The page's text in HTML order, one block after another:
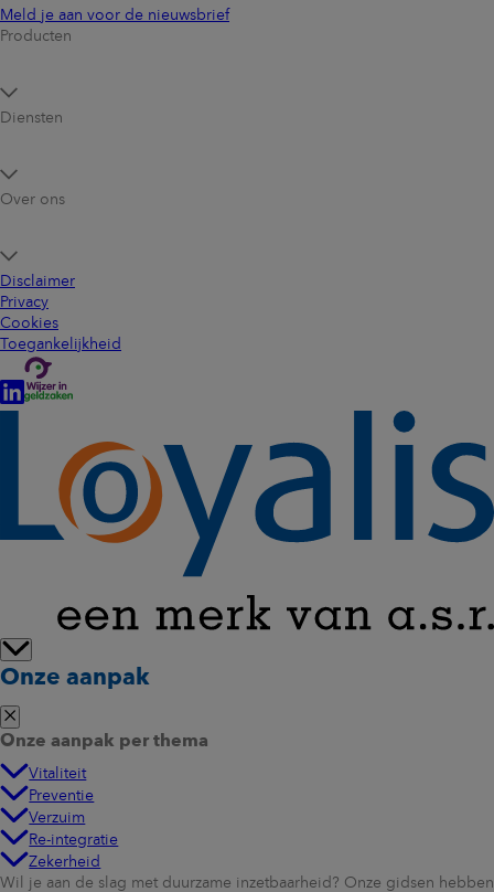
Meld je aan voor de nieuwsbrief
Producten
Diensten
Over ons
Disclaimer
Privacy
Cookies
Toegankelijkheid
Onze aanpak
Onze aanpak per thema
Vitaliteit
Preventie
Verzuim
Re-integratie
Zekerheid
Wil je aan de slag met duurzame inzetbaarheid? Onze gidsen hebben